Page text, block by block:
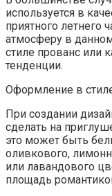
используется в
приятного летнего
атмосферу в
стиле прованс или
тенденции.
Оформление в
При создании
сделать на
это может быть
оливкового,
или лавандового
площадь